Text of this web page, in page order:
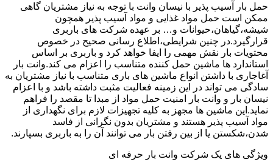
حمل بار آسیب پذیر با نیسان وانت با توجه به نیاز مشتریان گاهی
ممکن است حمل مواد غذایی و مواد آسیب پذیر همچون
شیشه،گیاهان،حیوانات و… بر عهده شرکت های باربری
قرارگیرد.در چنین شرایطی،اطلاع رسانی صحیح در خصوص
محتویات بار نقش مهمی را ایفا خواهد کرد و باربری بر اساس
استاندارد ها ماشین حمل کننده متناسب را اعزام می کند.وانت بار
آغاجاری با داشتن انواع ماشین های باری متناسب با نیاز مشتریان به
سادگی می تواند در این زمینه فعالیت مثبت داشته باشد و با اعزام
نیسان بار و وانت بار امنیت حمل مواد از مبدا تا مقصد را فراهم
نماید.این ماشین ها مجهز به کلیه تجهیزات لازم برای نگهداری از
مواد آسیب پذیر هستند و مشتریان بدون نگرانی از فاسد
شدن،شکستن یا از بین رفتن بار می توانند آن را به باربری بسپارند.
ویژگی های یک شرکت وانت بار حرفه ای